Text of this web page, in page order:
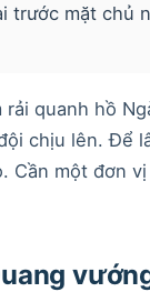
mặt chủ
quanh hồ
chịu lên. Để
một đơn